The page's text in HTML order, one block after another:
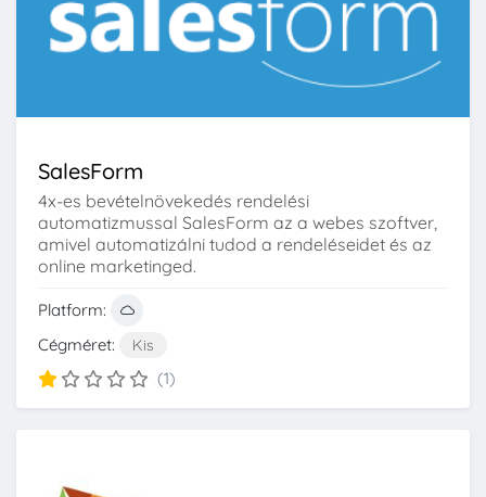
SalesForm
4x-es bevételnövekedés rendelési
automatizmussal SalesForm az a webes szoftver,
amivel automatizálni tudod a rendeléseidet és az
online marketinged.
Platform:
Cégméret:
Kis
(1)